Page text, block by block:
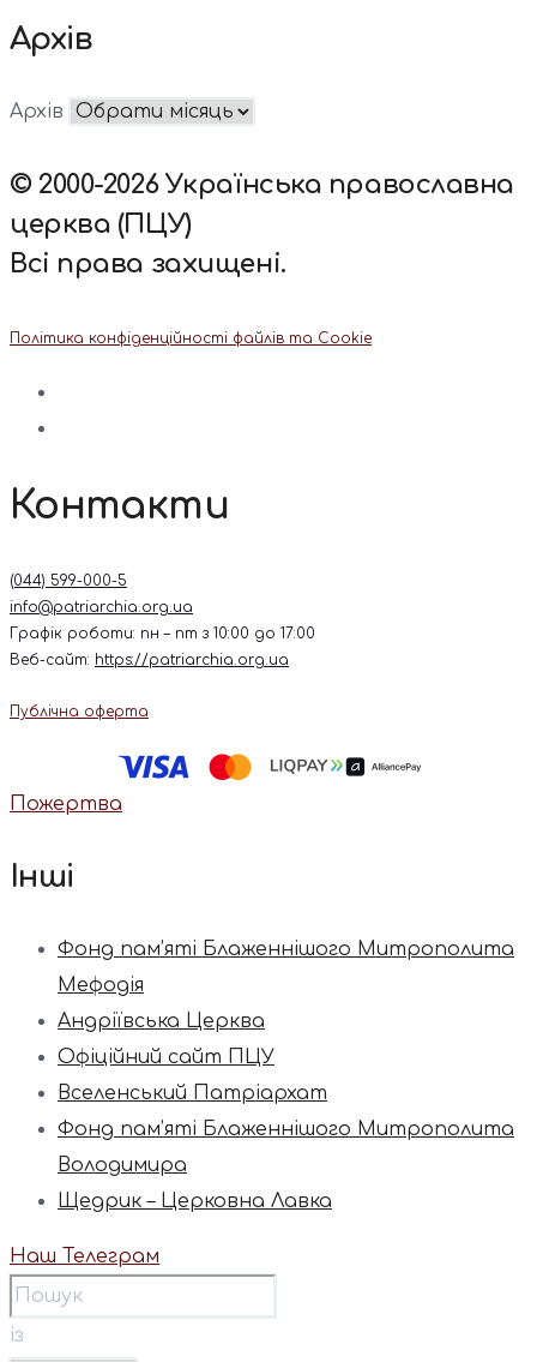
Архів
Архів
© 2000-2026 Українська православна
церква (ПЦУ)
Всі права захищені.
Політика конфіденційності файлів та Cookie
Контакти
(044) 599-000-5
info@patriarchia.org.ua
Графік роботи: пн – пт з 10:00 до 17:00
Веб-сайт: https://patriarchia.org.ua
Публічна оферта
Пожертва
Інші
Фонд пам’яті Блаженнішого Митрополита
Мефодія
Андріївська Церква
Офіційний сайт ПЦУ
Вселенський Патріархат
Фонд пам’яті Блаженнішого Митрополита
Володимира
Щедрик – Церковна Лавка
Наш Телеграм
із